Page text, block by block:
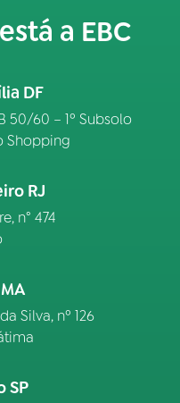
a EBC
DF
50/60 – 1º Subsolo
Shopping
RJ
n° 474
Silva, nº 126
SP